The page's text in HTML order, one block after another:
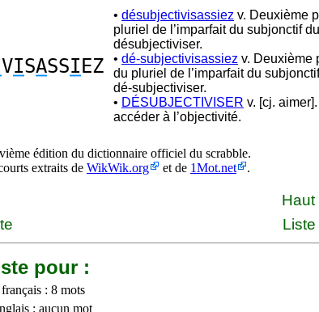
VISASSI EZ
• désubjectivisassiez v. Deuxième
pluriel de l’imparfait du subjonctif
désubjectiviser.
• dé-subjectivisassiez v. Deuxième
du pluriel de l’imparfait du
dé-subjectiviser.
• DÉSUBJECTIVISER v. [cj.
accéder à l’objectivité.
édition du dictionnaire officiel du scrabble.
extraits de WikWik.org et de 1Mot.net .
Haut
pour :
: 8 mots
: aucun mot